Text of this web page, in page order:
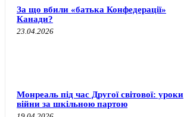
За що вбили «батька Конфедерації»
Канади?
23.04.2026
Монреаль під час Другої світової: уроки
війни за шкільною партою